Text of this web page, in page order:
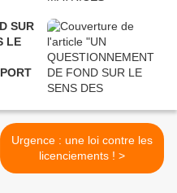
SUR
LE
Urgence : une loi contre les
licenciements ! >